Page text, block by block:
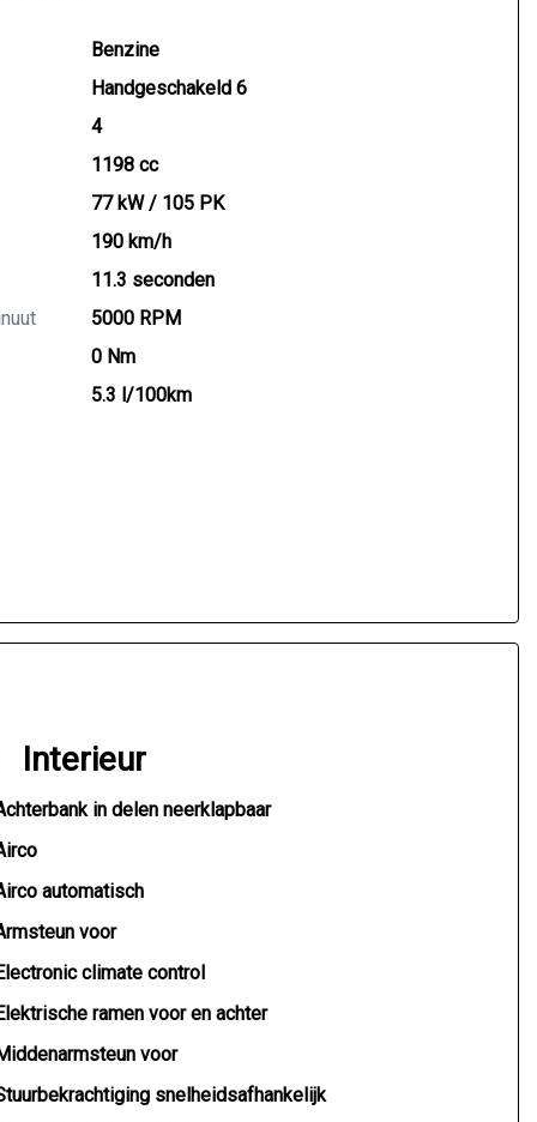
Benzine
Handgeschakeld 6
4
1198 cc
77 kW / 105 PK
190 km/h
11.3 seconden
5000 RPM
0 Nm
5.3 l/100km
Interieur
in delen neerklapbaar
automatisch
voor
climate control
ramen voor en achter
voor
snelheidsafhankelijk